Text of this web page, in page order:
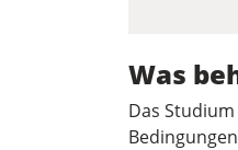
Was
Das